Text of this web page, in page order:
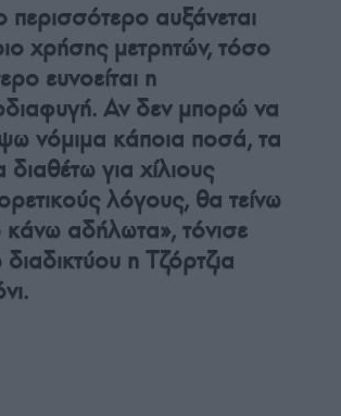
αυξάνεται
χρήσης μετρητών, τόσο
ευνοείται η
Αν δεν μπορώ να
νόμιμα κάποια ποσά, τα
διαθέτω για χίλιους
λόγους, θα τείνω
κάνω αδήλωτα», τόνισε
η Τζόρτζια